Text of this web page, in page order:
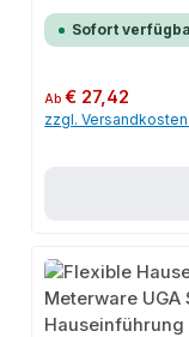
passt sich flexibel an
Design und die einfache
für den
Widerstandsfähigkeit
mmIn unserem
Sofort
Regulärer Preis:
Ab€ 27,42
zzgl. Versandkosten